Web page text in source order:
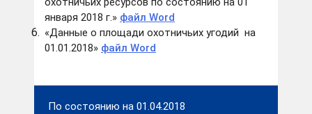
января 2018 г.» файл Word
«Данные о площади охотничьих угодий на
01.01.2018» файл Word
По состоянию на 01.04.2018